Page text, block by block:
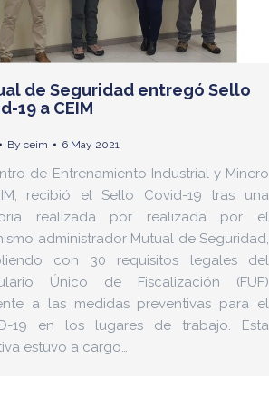
de Seguridad entregó Sello
19 a CEIM
By ceim 6 May 2021
de Entrenamiento Industrial y Minero
recibió el Sello Covid-19 tras una
realizada por realizada por el
administrador Mutual de Seguridad,
con 30 requisitos legales del
Único de Fiscalización (FUF)
a las medidas preventivas para el
19 en los lugares de trabajo. Esta
estuvo a cargo…